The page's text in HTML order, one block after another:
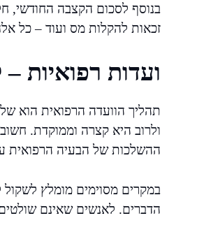
בנוסף לסכום הקצבה החודשי,
זכאות להקלות מס ועוד – כל
ועדות רפואיות
תהליך הוועדה הרפואית הוא
ולרוב היא קצרה וממוקדת.
ההשלכות של הבעיה הרפואית
במקרים מסוימים מומלץ לשקול
הדברים. לאנשים שאינם